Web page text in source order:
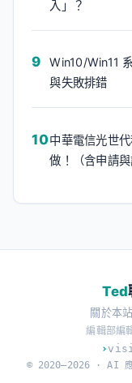
入」？
Win10/Win11
與失敗排錯
中華電信光世
做！（含申請與
Ted
關於本
編輯部編
›
© 2020–2026 ·AI